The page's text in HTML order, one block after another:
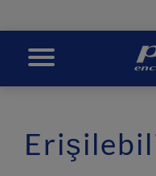
navigation